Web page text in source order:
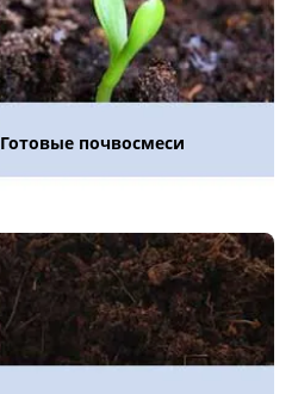
Готовые почвосмеси